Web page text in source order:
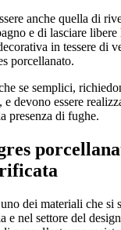
anche quella di
e di lasciare
in tessere di
porcellanato.
se semplici,
e devono essere
presenza di fughe.
dei materiali che si
e nel settore del